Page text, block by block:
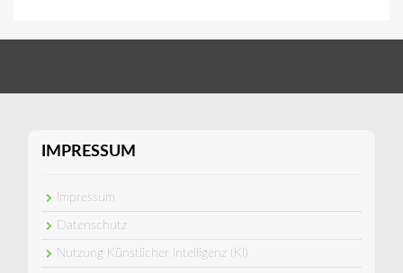
IMPRESSUM
Impressum
Datenschutz
Nutzung Künstlicher Intelligenz (KI)